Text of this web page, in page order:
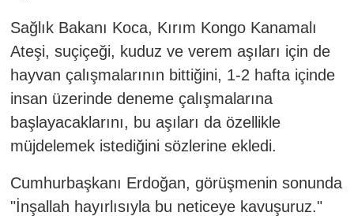
Sağlık Bakanı Koca, Kırım Kongo Kanamalı
Ateşi, suçiçeği, kuduz ve verem aşıları için de
hayvan çalışmalarının bittiğini, 1-2 hafta içinde
insan üzerinde deneme çalışmalarına
başlayacaklarını, bu aşıları da özellikle
müjdelemek istediğini sözlerine ekledi.
Cumhurbaşkanı Erdoğan, görüşmenin sonunda
"İnşallah hayırlısıyla bu neticeye kavuşuruz."